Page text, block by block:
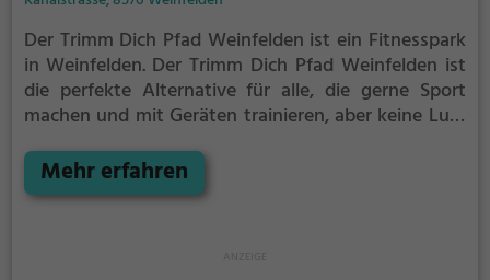
Der Trimm Dich Pfad Weinfelden ist ein Fitnesspark
in Weinfelden. Der Trimm Dich Pfad Weinfelden ist
die perfekte Alternative für alle, die gerne Sport
machen und mit Geräten trainieren, aber keine Lust
Mehr erfahren